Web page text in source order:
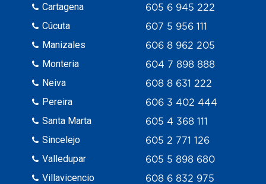
Cartagena
Cúcuta
Manizales
Monteria
Neiva
Pereira
Santa Marta
Sincelejo
Valledupar
Villavicencio
605 6 945 222
607 5 956 111
606 8 962 205
604 7 898 888
608 8 631 222
606 3 402 444
605 4 368 111
605 2 771 126
605 5 898 680
608 6 832 975